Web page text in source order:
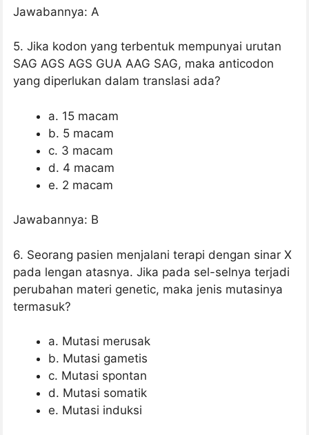
Jawabannya: A
5. Jika kodon yang terbentuk mempunyai urutan
SAG AGS AGS GUA AAG SAG, maka anticodon
yang diperlukan dalam translasi ada?
a. 15 macam
b. 5 macam
c. 3 macam
d. 4 macam
e. 2 macam
Jawabannya: B
6. Seorang pasien menjalani terapi dengan sinar X
pada lengan atasnya. Jika pada sel-selnya terjadi
perubahan materi genetic, maka jenis mutasinya
termasuk?
a. Mutasi merusak
b. Mutasi gametis
c. Mutasi spontan
d. Mutasi somatik
e. Mutasi induksi